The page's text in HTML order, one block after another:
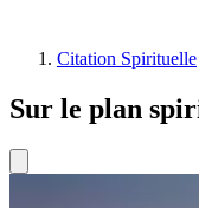
Citation Spirituelle
Sur le plan